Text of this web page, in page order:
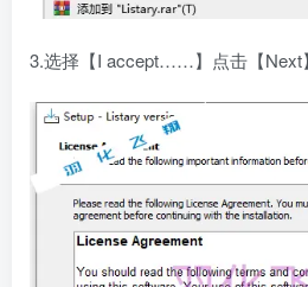
3.选择【I accept……】点击【Next